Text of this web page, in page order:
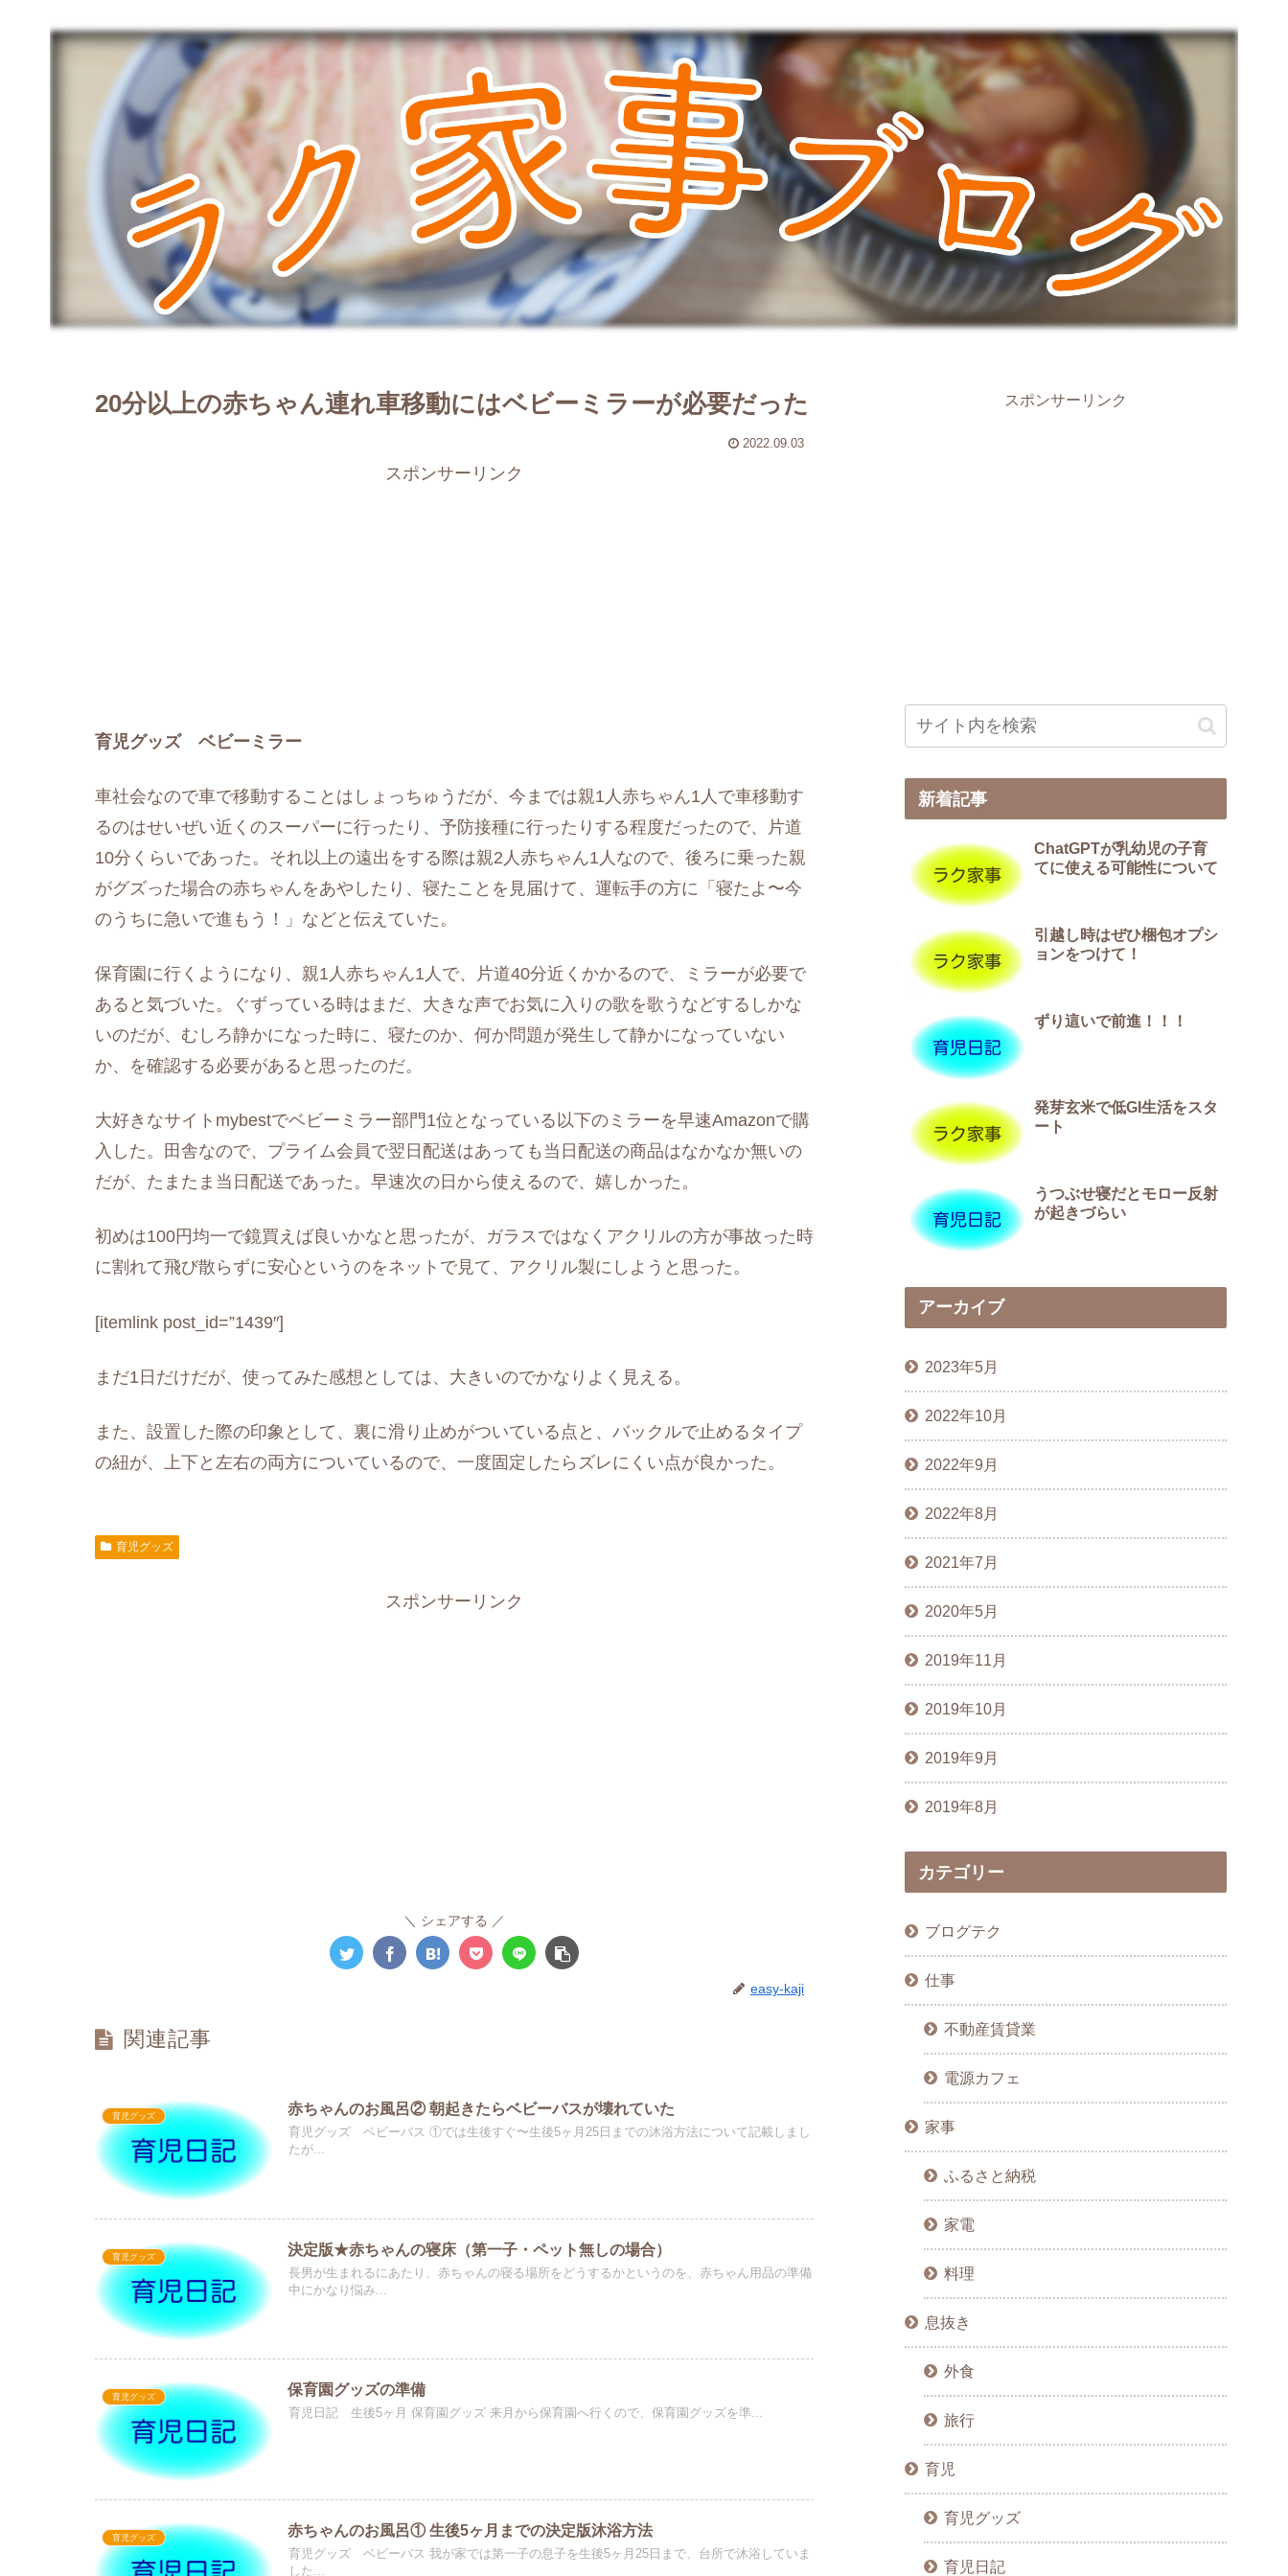
20分以上の赤ちゃん連れ車移動にはベビーミラーが必要だった
2022.09.03
スポンサーリンク
育児グッズ ベビーミラー
車社会なので車で移動することはしょっちゅうだが、今までは親1人赤ちゃん1人で車移動す
るのはせいぜい近くのスーパーに行ったり、予防接種に行ったりする程度だったので、片道
10分くらいであった。それ以上の遠出をする際は親2人赤ちゃん1人なので、後ろに乗った親
がグズった場合の赤ちゃんをあやしたり、寝たことを見届けて、運転手の方に「寝たよ〜今
のうちに急いで進もう！」などと伝えていた。
保育園に行くようになり、親1人赤ちゃん1人で、片道40分近くかかるので、ミラーが必要で
あると気づいた。ぐずっている時はまだ、大きな声でお気に入りの歌を歌うなどするしかな
いのだが、むしろ静かになった時に、寝たのか、何か問題が発生して静かになっていない
か、を確認する必要があると思ったのだ。
大好きなサイトmybestでベビーミラー部門1位となっている以下のミラーを早速Amazonで購
入した。田舎なので、プライム会員で翌日配送はあっても当日配送の商品はなかなか無いの
だが、たまたま当日配送であった。早速次の日から使えるので、嬉しかった。
初めは100円均一で鏡買えば良いかなと思ったが、ガラスではなくアクリルの方が事故った時
に割れて飛び散らずに安心というのをネットで見て、アクリル製にしようと思った。
[itemlink post_id=”1439″]
まだ1日だけだが、使ってみた感想としては、大きいのでかなりよく見える。
また、設置した際の印象として、裏に滑り止めがついている点と、バックルで止めるタイプ
の紐が、上下と左右の両方についているので、一度固定したらズレにくい点が良かった。
育児グッズ
スポンサーリンク
シェアする
easy-kaji
関連記事
育児グッズ 赤ちゃんのお風呂② 朝起きたらベビーバスが壊れていた
育児グッズ ベビーバス ①では生後すぐ〜生後5ヶ月25日までの沐浴方法について記載しまし
たが...
育児グッズ 決定版★赤ちゃんの寝床（第一子・ペット無しの場合）
長男が生まれるにあたり、赤ちゃんの寝る場所をどうするかというのを、赤ちゃん用品の準備
中にかなり悩み...
育児グッズ 保育園グッズの準備
育児日記 生後5ヶ月 保育園グッズ 来月から保育園へ行くので、保育園グッズを準...
育児グッズ 赤ちゃんのお風呂① 生後5ヶ月までの決定版沐浴方法
育児グッズ ベビーバス 我が家では第一子の息子を生後5ヶ月25日まで、台所で沐浴していま
した...
スポンサーリンク
新着記事
ChatGPTが乳幼児の子育
てに使える可能性について
引越し時はぜひ梱包オプシ
ョンをつけて！
ずり這いで前進！！！
発芽玄米で低GI生活をスタ
ート
うつぶせ寝だとモロー反射
が起きづらい
アーカイブ
2023年5月
2022年10月
2022年9月
2022年8月
2021年7月
2020年5月
2019年11月
2019年10月
2019年9月
2019年8月
カテゴリー
ブログテク
仕事
不動産賃貸業
電源カフェ
家事
ふるさと納税
家電
料理
息抜き
外食
旅行
育児
育児グッズ
育児日記